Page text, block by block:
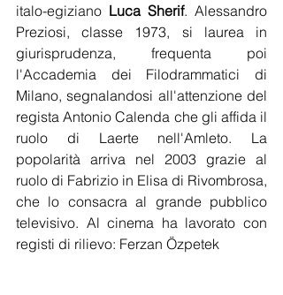
italo-egiziano Luca Sherif. Alessandro
Preziosi, classe 1973, si laurea in
giurisprudenza, frequenta poi
l'Accademia dei Filodrammatici di
Milano, segnalandosi all'attenzione del
regista Antonio Calenda che gli affida il
ruolo di Laerte nell'Amleto. La
popolarità arriva nel 2003 grazie al
ruolo di Fabrizio in Elisa di Rivombrosa,
che lo consacra al grande pubblico
televisivo. Al cinema ha lavorato con
registi di rilievo: Ferzan Özpetek